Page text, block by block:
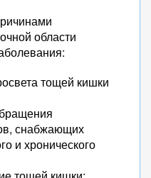
области
тощей кишки
снабжающих
и хронического